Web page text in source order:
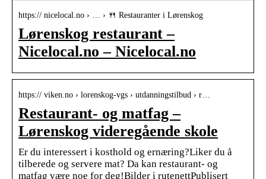
https:// nicelocal.no › … › 🍴 Restauranter i Lørenskog
Lørenskog restaurant –
Nicelocal.no – Nicelocal.no
https:// viken.no › lorenskog-vgs › utdanningstilbud › r…
Restaurant- og matfag –
Lørenskog videregående skole
Er du interessert i kosthold og ernæring?Liker du å
tilberede og servere mat? Da kan restaurant- og
matfag være noe for deg!Bilder i rutenettPublisert